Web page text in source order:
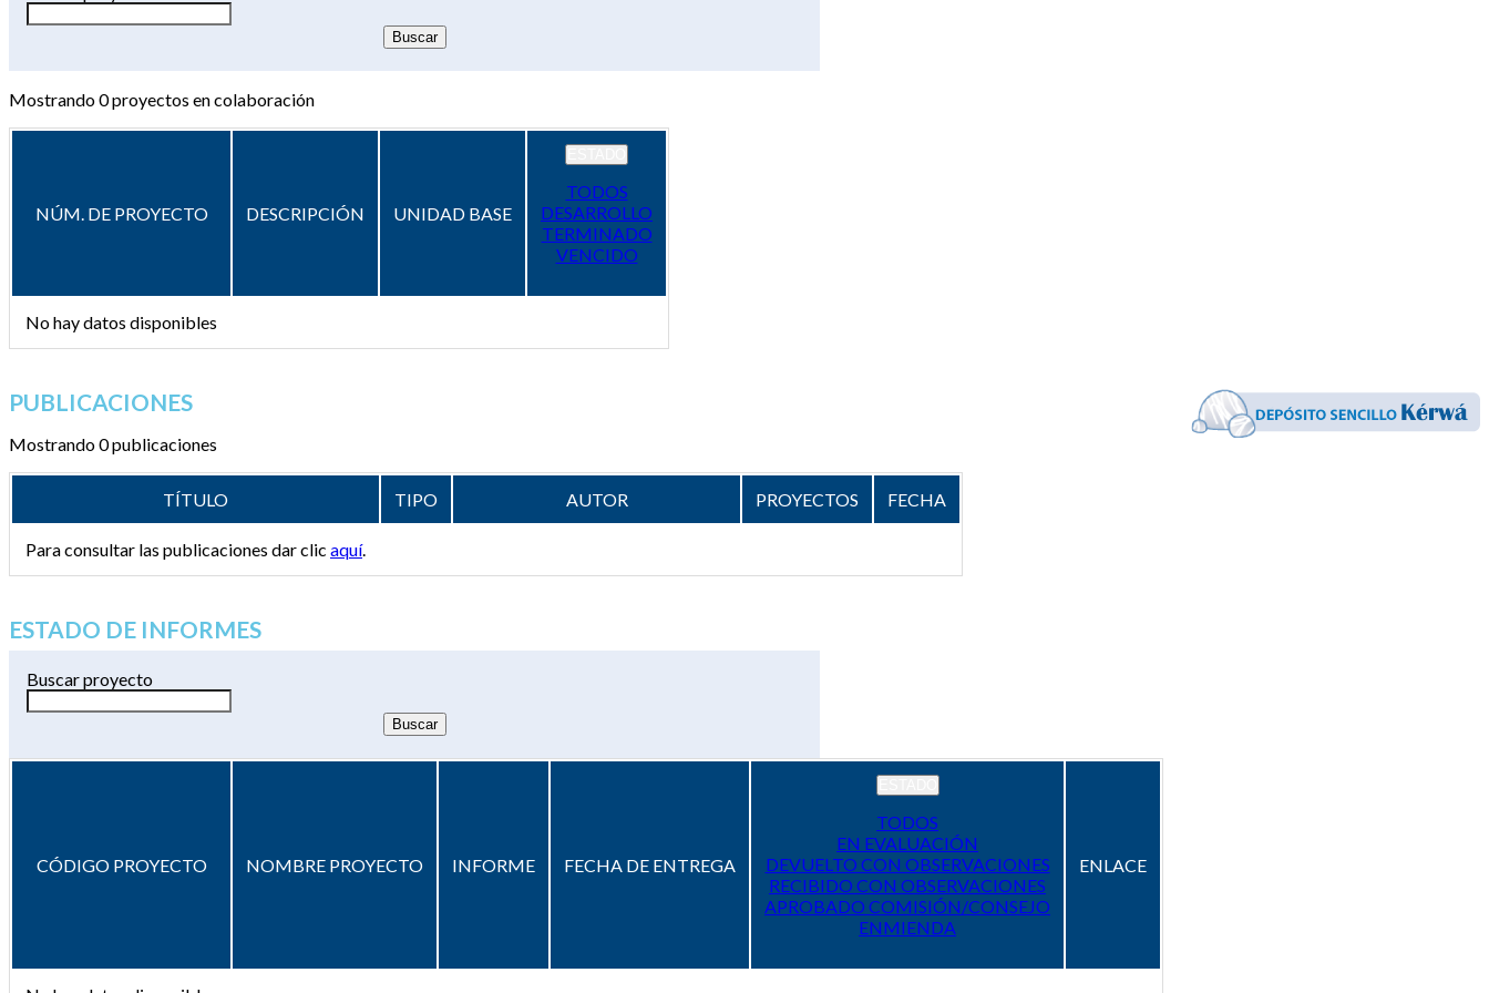
Mostrando0proyectos en colaboración
NÚM. DE PROYECTO DESCRIPCIÓN UNIDAD BASE
TODOS
DESARROLLO
TERMINADO
VENCIDO
No hay datos disponibles
PUBLICACIONES
Mostrando 0 publicaciones
TÍTULO TIPO AUTOR PROYECTOS FECHA
Para consultar las publicaciones dar clic aquí.
ESTADO DE INFORMES
Buscar proyecto
CÓDIGO PROYECTO NOMBRE PROYECTO INFORME FECHA DE ENTREGA
TODOS
EN EVALUACIÓN
DEVUELTO CON OBSERVACIONES
RECIBIDO CON OBSERVACIONES
APROBADO COMISIÓN/CONSEJO
ENMIENDA
ENLACE